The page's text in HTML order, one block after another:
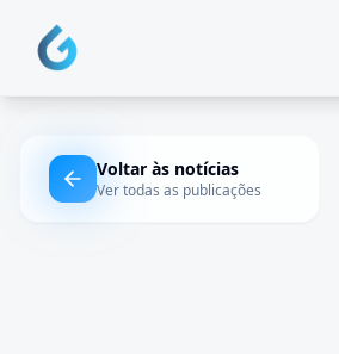
Voltar às notícias
Ver todas as publicações